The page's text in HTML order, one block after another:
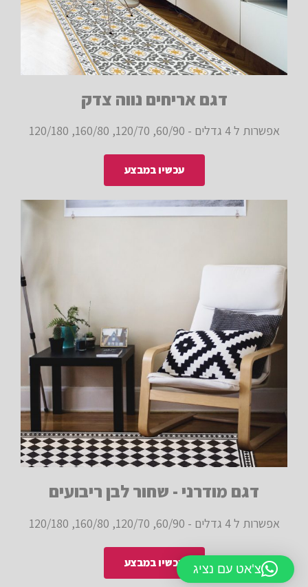
דגם אריחים נווה צדק
אפשרות ל 4 גדלים - 60/90, 120/70, 160/80, 120/180
עכשיו במבצע
דגם מודרני - שחור לבן ריבועים
אפשרות ל 4 גדלים - 60/90, 120/70, 160/80, 120/180
עכשיו במבצע צ'אט עם נציג